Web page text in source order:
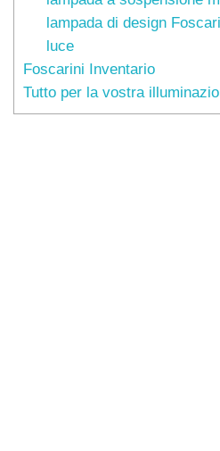
lampada di design
luce
Foscarini Inventario
Tutto per la vostra